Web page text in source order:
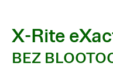
X-Rite
BEZ